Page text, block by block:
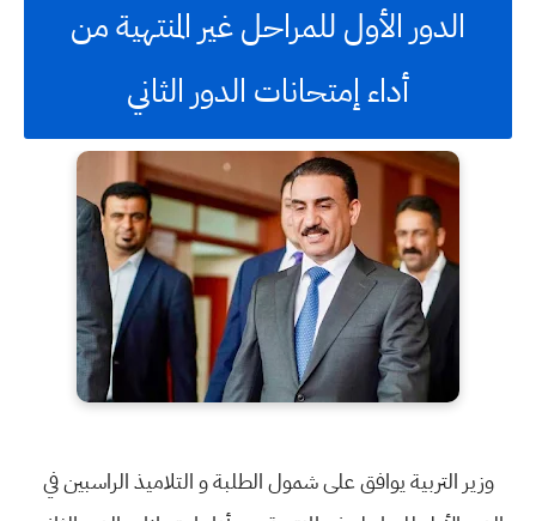
الدور الأول للمراحل غير المنتهية من
أداء إمتحانات الدور الثاني
وزير التربية يوافق على شمول الطلبة و التلاميذ الراسبين في